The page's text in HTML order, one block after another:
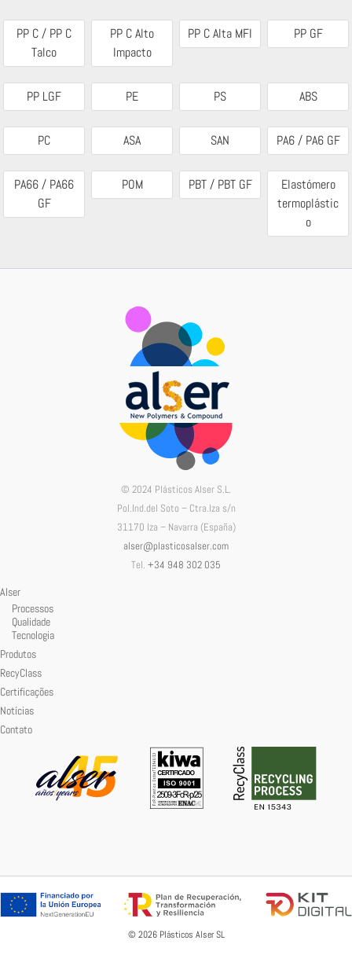
PP C / PP C
Talco
PP C Alto
Impacto
PP C Alta MFI PP GF
PP LGF PE PS ABS
PC ASA SAN PA6 / PA6 GF
PA66 / PA66
GF
POM PBT / PBT GF
Elastómero
termoplástic
o
© 2024 Plásticos Alser S.L.
Pol.Ind.del Soto – Ctra.Iza s/n
31170 Iza – Navarra (España)
alser@plasticosalser.com
Tel. +34 948 302 035
Alser
Processos
Qualidade
Tecnologia
Produtos
RecyClass
Certificações
Notícias
Contato
© 2026 Plásticos Alser SL